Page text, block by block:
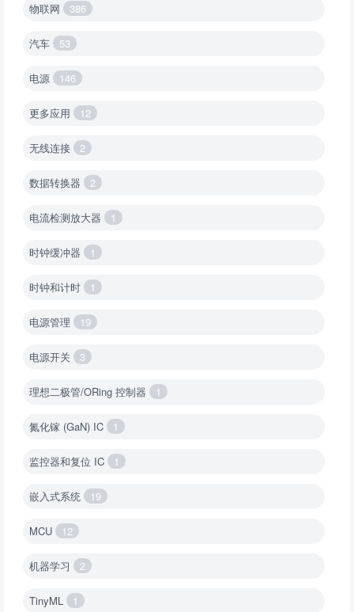
物联网 386
汽车 53
电源 146
更多应用 12
无线连接 2
数据转换器 2
电流检测放大器 1
时钟缓冲器 1
时钟和计时 1
电源管理 19
电源开关 3
理想二极管/ORing 控制器 1
氮化镓 (GaN) IC 1
监控器和复位 IC 1
嵌入式系统 19
MCU 12
机器学习 2
TinyML 1